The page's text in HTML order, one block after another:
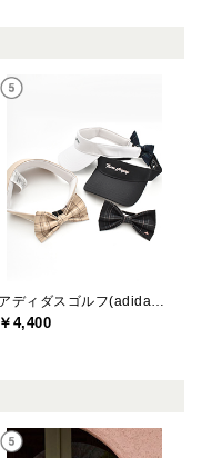
￥4,400